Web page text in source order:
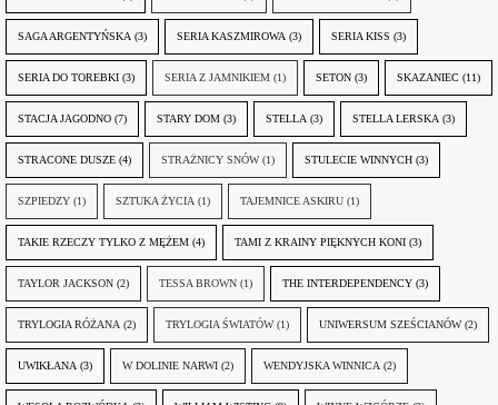
SAGA ARGENTYŃSKA (3) SERIA KASZMIROWA (3) SERIA KISS (3)
SERIA DO TOREBKI (3) SERIA Z JAMNIKIEM (1) SETON (3) SKAZANIEC (11)
STACJA JAGODNO (7) STARY DOM (3) STELLA (3) STELLA LERSKA (3)
STRACONE DUSZE (4) STRAŻNICY SNÓW (1) STULECIE WINNYCH (3)
SZPIEDZY (1) SZTUKA ŻYCIA (1) TAJEMNICE ASKIRU (1)
TAKIE RZECZY TYLKO Z MĘŻEM (4) TAMI Z KRAINY PIĘKNYCH KONI (3)
TAYLOR JACKSON (2) TESSA BROWN (1) THE INTERDEPENDENCY (3)
TRYLOGIA RÓŻANA (2) TRYLOGIA ŚWIATÓW (1) UNIWERSUM SZEŚCIANÓW (2)
UWIKŁANA (3) W DOLINIE NARWI (2) WENDYJSKA WINNICA (2)